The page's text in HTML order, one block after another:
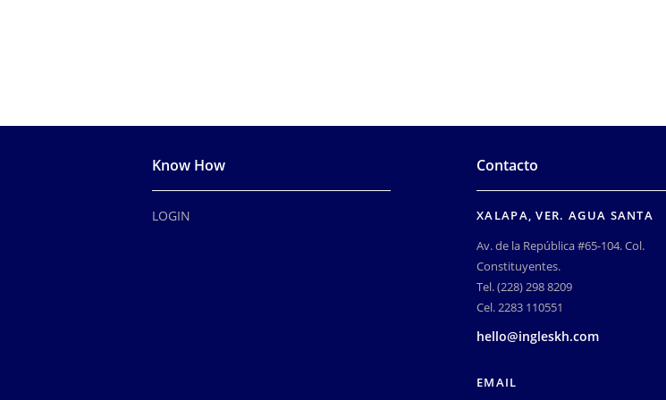
Know How
LOGIN
Contacto
XALAPA, VER. AGUA SANTA
Av. de la República #65-104. Col.
Constituyentes.
Tel. (228) 298 8209
Cel. 2283 110551
hello@ingleskh.com
EMAIL